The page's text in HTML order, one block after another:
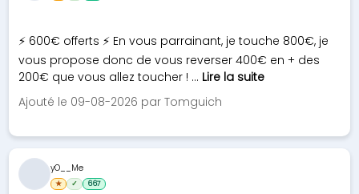
⚡ 600€ offerts ⚡ En vous parrainant, je touche 800€, je
vous propose donc de vous reverser 400€ en + des
200€ que vous allez toucher ! ... Lire la suite
Ajouté le 09-08-2026 par Tomguich
yO__Me
★ ✓ 667